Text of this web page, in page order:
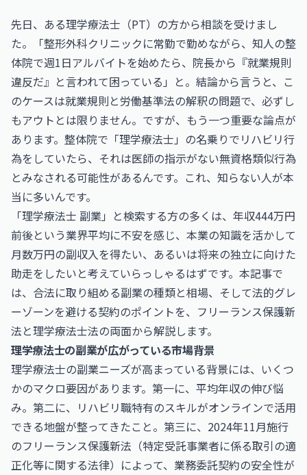
先日、ある理学療法士（PT）の方から相談を受けまし
た。「整形外科クリニックに常勤で勤めながら、知人の整
体院で週1日アルバイトを始めたら、院長から『就業規則
違反だ』と言われて困っている」と。結論から言うと、こ
のケースは就業規則と労働基準法の解釈の問題で、必ずし
もアウトとは限りません。ですが、もう一つ重要な論点が
あります。整体院で「理学療法士」の名乗りでリハビリ行
為をしていたら、それは医師の指示がない無資格類似行為
とみなされる可能性があるんです。これ、知らない人が本
当に多いんです。
「理学療法士 副業」と検索する方の多くは、年収444万円
前後という業界平均に不安を感じ、本業の知識を活かして
月数万円の副収入を得たい、あるいは将来の独立に向けた
助走をしたいと考えていらっしゃるはずです。本記事で
は、合法に取り組める副業の種類と相場、そして法的グレ
ーゾーンを避ける契約のポイントを、フリーランス保護新
法と理学療法士法の両面から解説します。
理学療法士の副業が広がっている市場背景
理学療法士の副業ニーズが高まっている背景には、いくつ
かのマクロ要因があります。第一に、平均年収の伸び悩
み。第二に、リハビリ職特有のスキルがオンラインで活用
できる地盤が整ってきたこと。第三に、2024年11月施行
のフリーランス保護新法（特定受託事業者に係る取引の適
正化等に関する法律）によって、業務委託契約の安全性が